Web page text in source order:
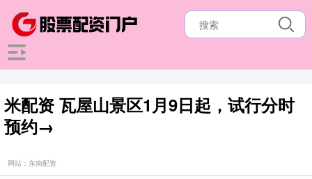
米配资 瓦屋山景区1月9日起，试行分时
预约→
网站：东南配资